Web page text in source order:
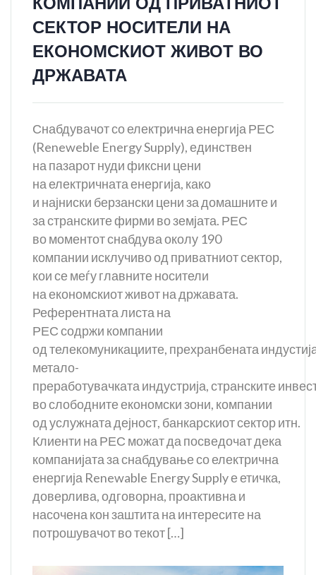
СЕКТОР НОСИТЕЛИ НА
ЕКОНОМСКИОТ ЖИВОТ ВО
ДРЖАВАТА
Снабдувачот со електрична енергија РЕС
(Reneweble Energy Supply), единствен
на пазарот нуди фиксни цени
на електричната енергија, како
и најниски берзански цени за домашните и
за странските фирми во земјата. РЕС
во моментот снабдува околу 190
компании исклучиво од приватниот сектор,
кои се меѓу главните носители
на економскиот живот на државата.
Референтната листа на
РЕС содржи компании
од телекомуникациите, прехранбената
метало-
преработувачката индустрија, странските
во слободните економски зони, компании
од услужната дејност, банкарскиот сектор итн.
Клиенти на РЕС можат да посведочат дека
компанијата за снабдување со електрична
енергија Renewable Energy Supply е етичка,
доверлива, одговорна, проактивна и
насочена кон заштита на интересите на
потрошувачот во текот […]